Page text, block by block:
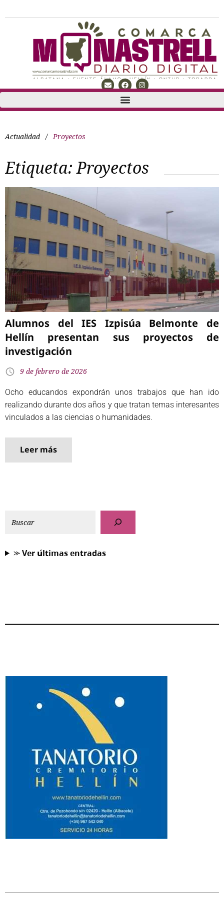
Actualidad / Proyectos
Etiqueta:Proyectos
Alumnos del IES Izpisúa Belmonte de
Hellín presentan sus proyectos de
investigación
9 de febrero de 2026
Ocho educandos expondrán unos trabajos que han ido
realizando durante dos años y que tratan temas interesantes
vinculados a las ciencias o humanidades.
Leer más
⪼ 𝗩𝗲𝗿 𝘂́𝗹𝘁𝗶𝗺𝗮𝘀 𝗲𝗻𝘁𝗿𝗮𝗱𝗮𝘀